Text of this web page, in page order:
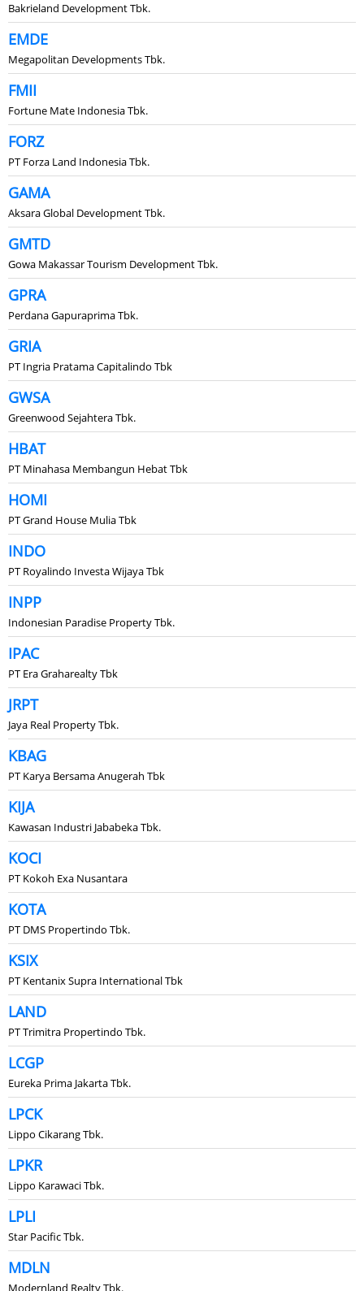
Bakrieland Development Tbk.
EMDE
Megapolitan Developments Tbk.
FMII
Fortune Mate Indonesia Tbk.
FORZ
PT Forza Land Indonesia Tbk.
GAMA
Aksara Global Development Tbk.
GMTD
Gowa Makassar Tourism Development Tbk.
GPRA
Perdana Gapuraprima Tbk.
GRIA
PT Ingria Pratama Capitalindo Tbk
GWSA
Greenwood Sejahtera Tbk.
HBAT
PT Minahasa Membangun Hebat Tbk
HOMI
PT Grand House Mulia Tbk
INDO
PT Royalindo Investa Wijaya Tbk
INPP
Indonesian Paradise Property Tbk.
IPAC
PT Era Graharealty Tbk
JRPT
Jaya Real Property Tbk.
KBAG
PT Karya Bersama Anugerah Tbk
KIJA
Kawasan Industri Jababeka Tbk.
KOCI
PT Kokoh Exa Nusantara
KOTA
PT DMS Propertindo Tbk.
KSIX
PT Kentanix Supra International Tbk
LAND
PT Trimitra Propertindo Tbk.
LCGP
Eureka Prima Jakarta Tbk.
LPCK
Lippo Cikarang Tbk.
LPKR
Lippo Karawaci Tbk.
LPLI
Star Pacific Tbk.
MDLN
Modernland Realty Tbk.